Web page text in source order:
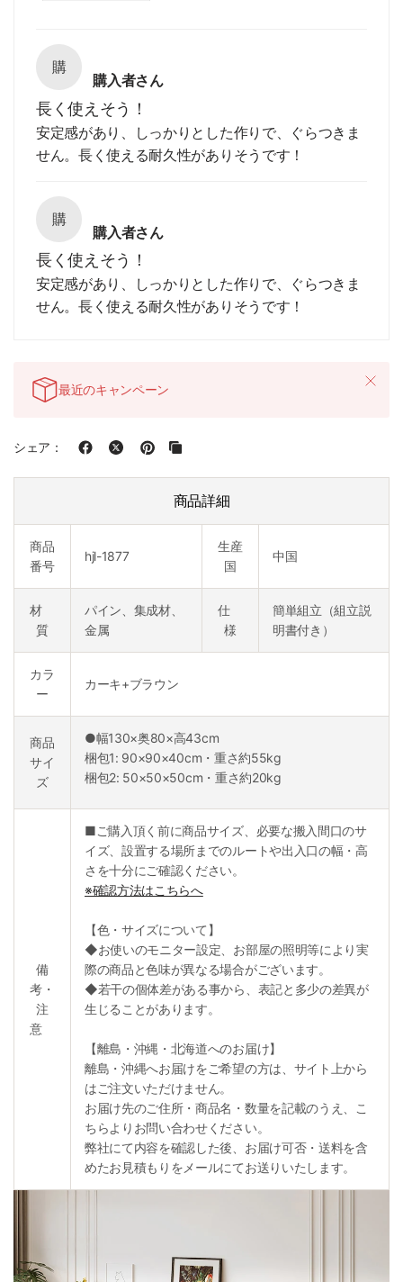
購
購入者さん
長く使えそう！
安定感があり、しっかりとした作りで、ぐらつきま
せん。長く使える耐久性がありそうです！
購
購入者さん
長く使えそう！
安定感があり、しっかりとした作りで、ぐらつきま
せん。長く使える耐久性がありそうです！
最近のキャンペーン
シェア：
商品詳細
商品
番号
hjl-1877
生産
国
中国
材
質
パイン、集成材、
金属
仕
様
簡単組立（組立説
明書付き）
カラ
ー
カーキ+ブラウン
商品
サイ
ズ
●幅130×奥80×高43cm
梱包1: 90×90×40cm・重さ約55kg
梱包2: 50×50×50cm・重さ約20kg
備
考・
注
意
■ご購入頂く前に商品サイズ、必要な搬入間口のサ
イズ、設置する場所までのルートや出入口の幅・高
さを十分にご確認ください。
※確認方法はこちらへ
【色・サイズについて】
◆お使いのモニター設定、お部屋の照明等により実
際の商品と色味が異なる場合がございます。
◆若干の個体差がある事から、表記と多少の差異が
生じることがあります。
【離島・沖縄・北海道へのお届け】
離島・沖縄へお届けをご希望の方は、サイト上から
はご注文いただけません。
お届け先のご住所・商品名・数量を記載のうえ、こ
ちらよりお問い合わせください。
弊社にて内容を確認した後、お届け可否・送料を含
めたお見積もりをメールにてお送りいたします。